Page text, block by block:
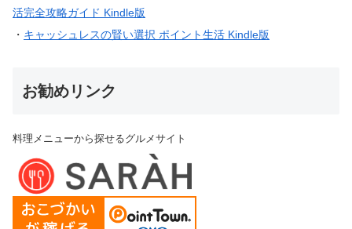
活完全攻略ガイド Kindle版
・ キャッシュレスの賢い選択 ポイント生活 Kindle版
お勧めリンク
料理メニューから探せるグルメサイト